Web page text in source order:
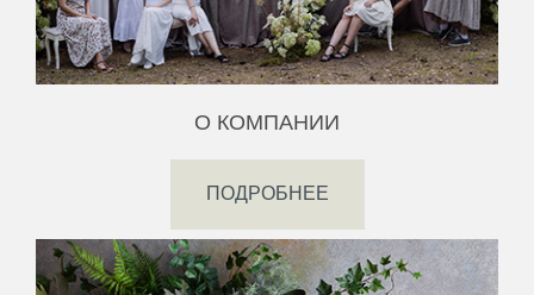
О КОМПАНИИ
ПОДРОБНЕЕ